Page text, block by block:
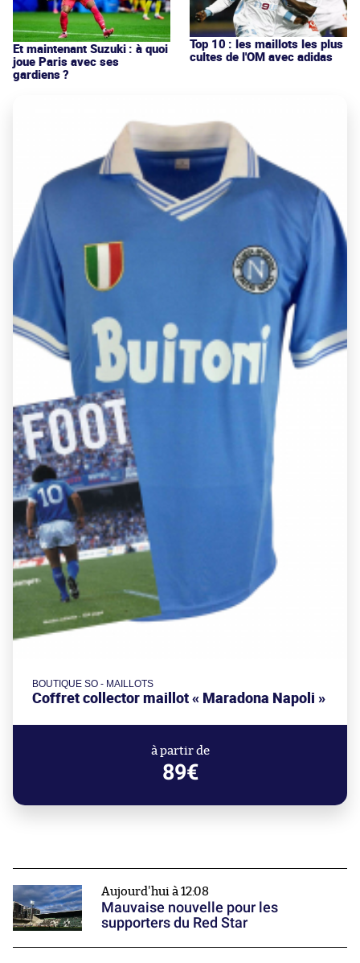
Et maintenant Suzuki : à quoi
joue Paris avec ses
gardiens ?
Top 10 : les maillots les plus
cultes de l'OM avec adidas
BOUTIQUE SO - MAILLOTS
Coffret collector maillot « Maradona Napoli »
à partir de
89€
Aujourd'hui à 12:08
Mauvaise nouvelle pour les
supporters du Red Star